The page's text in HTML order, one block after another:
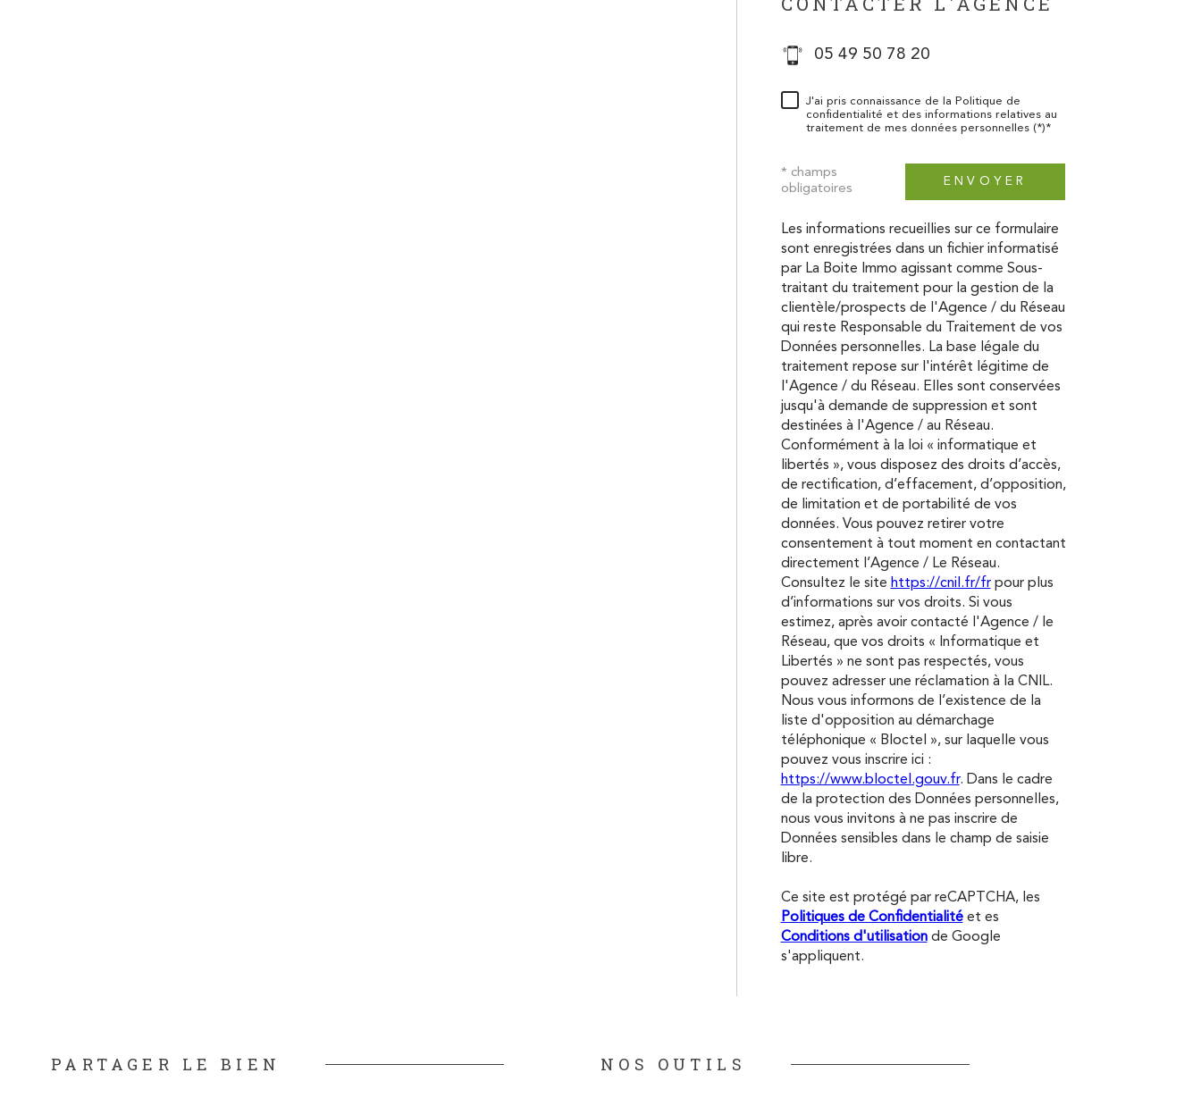
05 49 50 78 20
J'ai pris connaissance de la Politique de
confidentialité et des informations relatives au
traitement de mes données personnelles (*)*
* champs
obligatoires
ENVOYER
Les informations recueillies sur ce formulaire
sont enregistrées dans un fichier informatisé
par La Boite Immo agissant comme Sous-
traitant du traitement pour la gestion de la
clientèle/prospects de l'Agence / du Réseau
qui reste Responsable du Traitement de vos
Données personnelles. La base légale du
traitement repose sur l'intérêt légitime de
l'Agence / du Réseau. Elles sont conservées
jusqu'à demande de suppression et sont
destinées à l'Agence / au Réseau.
Conformément à la loi « informatique et
libertés », vous disposez des droits d’accès,
de rectification, d’effacement, d’opposition,
de limitation et de portabilité de vos
données. Vous pouvez retirer votre
consentement à tout moment en contactant
directement l’Agence / Le Réseau.
Consultez le site https://cnil.fr/frpour plus
d’informations sur vos droits. Si vous
estimez, après avoir contacté l'Agence / le
Réseau, que vos droits « Informatique et
Libertés » ne sont pas respectés, vous
pouvez adresser une réclamation à la CNIL.
Nous vous informons de l’existence de la
liste d'opposition au démarchage
téléphonique « Bloctel », sur laquelle vous
pouvez vous inscrire ici :
https://www.bloctel.gouv.fr. Dans le cadre
de la protection des Données personnelles,
nous vous invitons à ne pas inscrire de
Données sensibles dans le champ de saisie
libre.
Ce site est protégé par reCAPTCHA, les
Politiques de Confidentialitéet es
Conditions d'utilisationde Google
s'appliquent.
PARTAGER LE BIEN NOS OUTILS